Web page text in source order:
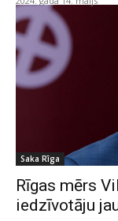
Saka Rīga
Rīgas mērs
iedzīvotāju